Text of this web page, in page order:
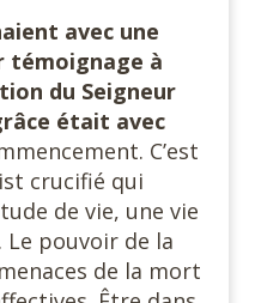
avec une
témoignage à
du Seigneur
était avec
C’est
crucifié qui
de vie, une vie
pouvoir de la
de la mort